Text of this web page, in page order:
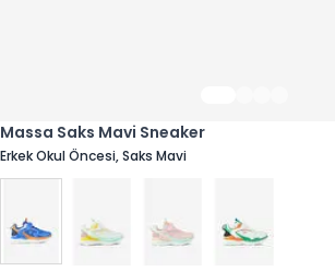
Massa Saks Mavi Sneaker
Erkek Okul Öncesi, Saks Mavi